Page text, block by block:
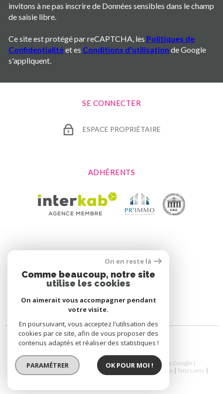
invitons à ne pas inscrire de Données sensibles dans le champ
de saisie libre.
Ce site est protégé par reCAPTCHA, les Politiques de
Confidentialitéet es Conditions d'utilisation de Google
s'appliquent.
SE CONNECTER
ESPACE PROPRIÉTAIRE
ADHÉRENTS
© 2026 | Tous droits réservés | Traduction powered by Google |
Nos Honoraires
Plan Du Site Mentions Légales Admin
Nos Liens
Politique RGPD
Cookies
On en reste là
Comme beaucoup, notre site
utilise les cookies
On aimerait vous accompagner pendant
votre visite.
En poursuivant, vous acceptez l'utilisation des
cookies par ce site, afin de vous proposer des
contenus adaptés et réaliser des statistiques !
PARAMÉTRER OK POUR MOI !